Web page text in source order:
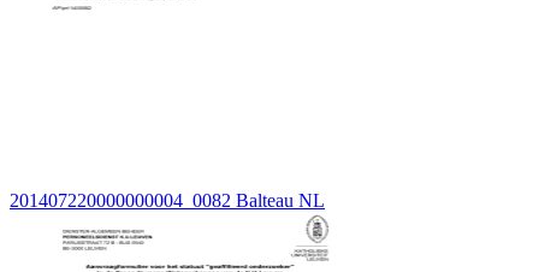
201407220000000004_0082 Balteau NL